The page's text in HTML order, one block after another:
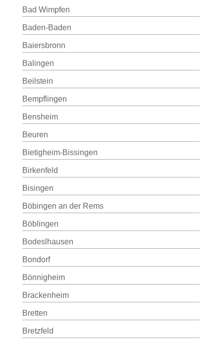
Bad Wimpfen
Baden-Baden
Baiersbronn
Balingen
Beilstein
Bempflingen
Bensheim
Beuren
Bietigheim-Bissingen
Birkenfeld
Bisingen
Böbingen an der Rems
Böblingen
Bodeslhausen
Bondorf
Bönnigheim
Brackenheim
Bretten
Bretzfeld